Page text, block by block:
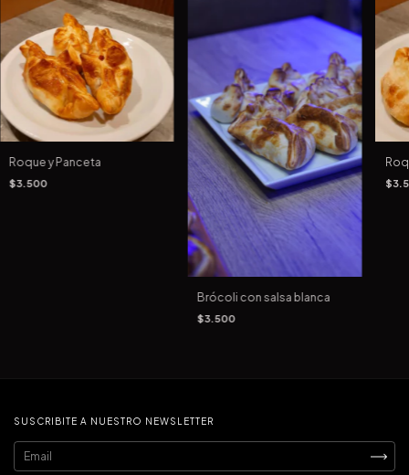
Roque y Panceta
$3.500
Brócoli con salsa blanca
$3.500
SUSCRIBITE A NUESTRO NEWSLETTER